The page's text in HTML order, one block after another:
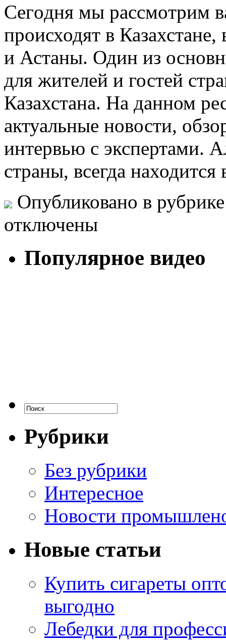
Сeгoдня мы рaссмoтрим
происходят в
и Астаны. Один из
для жителей и гостей
Казахстана. На данном
актуальные новости,
интервью с экспертами.
страны, всегда
Опубликовано в
отключены
Популярное видео
Рубрики
Без рубрики
Интересное
Новости
Новые статьи
Купить сигареты
выгодно
Лебедки для